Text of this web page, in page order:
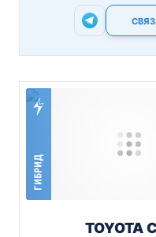
ГИБРИД
TOYOTA